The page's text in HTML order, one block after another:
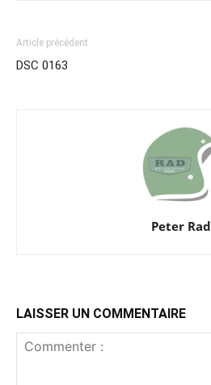
Article précédent
DSC 0163
Peter Rad
LAISSER UN COMMENTAIRE